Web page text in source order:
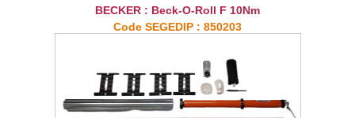
BECKER : Beck-O-Roll F 10Nm
Code SEGEDIP : 850203